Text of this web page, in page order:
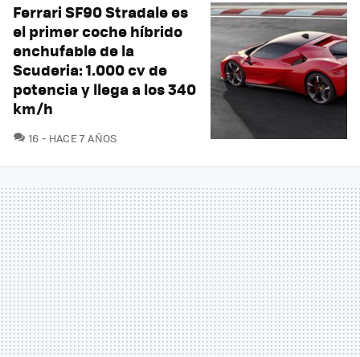
Ferrari SF90 Stradale es
el primer coche híbrido
enchufable de la
Scuderia: 1.000 cv de
potencia y llega a los 340
km/h
16 COMENTARIOS
HACE 7 AÑOS